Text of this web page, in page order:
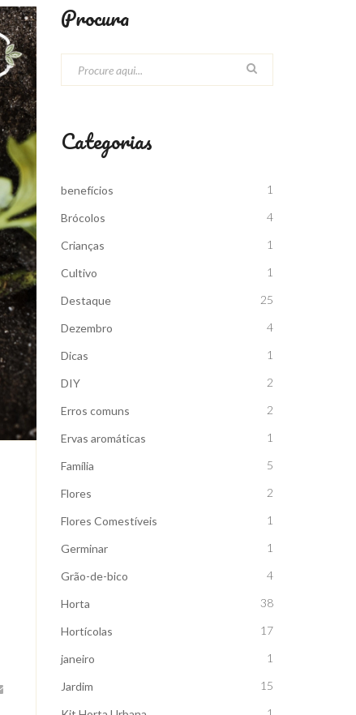
Procura
Categorias
benefícios 1
Brócolos 4
Crianças 1
Cultivo 1
Destaque 25
Dezembro 4
Dicas 1
DIY 2
Erros comuns 2
Ervas aromáticas 1
Família 5
Flores 2
Flores Comestíveis 1
Germinar 1
Grão-de-bico 4
Horta 38
Hortícolas 17
janeiro 1
Jardim 15